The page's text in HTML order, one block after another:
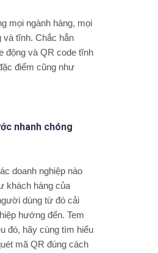
mọi ngành hàng, mọi
và tĩnh. Chắc hẳn
động và QR code tĩnh
điểm cũng như
nhanh chóng
doanh nghiệp nào
khách hàng của
dùng từ đó cải
hướng đến. Tem
đó, hãy cùng tìm hiểu
mã QR đúng cách